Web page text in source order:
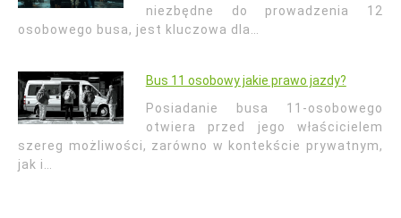
niezbędne do prowadzenia 12
osobowego busa, jest kluczowa dla…
Bus 11 osobowy jakie prawo jazdy?
Posiadanie busa 11-osobowego
otwiera przed jego właścicielem
szereg możliwości, zarówno w kontekście prywatnym,
jak i…